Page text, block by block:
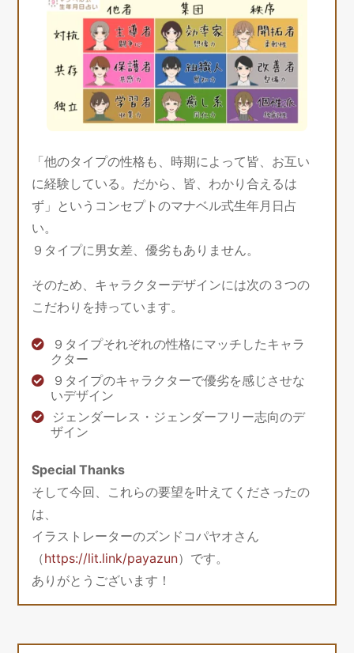
「他のタイプの性格も、時期によって皆、お互い
に経験している。だから、皆、わかり合えるは
ず」というコンセプトのマナベル式生年月日占
い。
９タイプに男女差、優劣もありません。
そのため、キャラクターデザインには次の３つの
こだわりを持っています。
９タイプそれぞれの性格にマッチしたキャラ
クター
９タイプのキャラクターで優劣を感じさせな
いデザイン
ジェンダーレス・ジェンダーフリー志向のデ
ザイン
Special Thanks
そして今回、これらの要望を叶えてくださったの
は、
イラストレーターのズンドコパヤオさん
（https://lit.link/payazun）です。
ありがとうございます！